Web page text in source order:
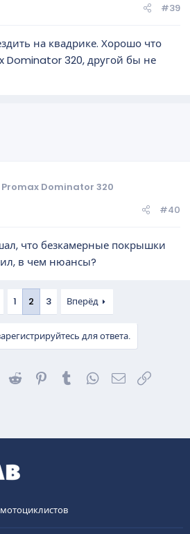
#39
на квадрике. Хорошо что
Dominator 320, другой бы не
Dominator 320
#40
что безкамерные покрышки
в чем нюансы?
1 2 3 Вперёд
для ответа.
Twitter Reddit Pinterest
Tumblr WhatsApp